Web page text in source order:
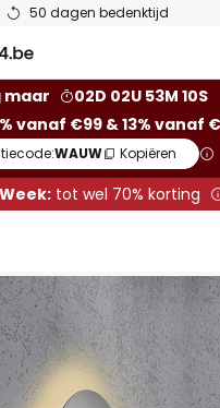
50 dagen bedenktijd
maar
02D 02U 53M 10S
vanaf €99 & 13% vanaf
WAUW Kopiëren
tot wel 70% korting